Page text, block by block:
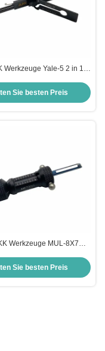
Werkzeuge Yale-5 2 in 1
Schlosser sichere
Werkzeuge
Sie besten Preis
Werkzeuge MUL-8X7
Schloss
wählt Werkzeuge
Sie besten Preis